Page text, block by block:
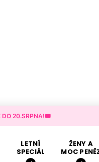
DO 20.SRPNA!🎟️
LETNÍ
SPECIÁL
ŽENY A
MOC